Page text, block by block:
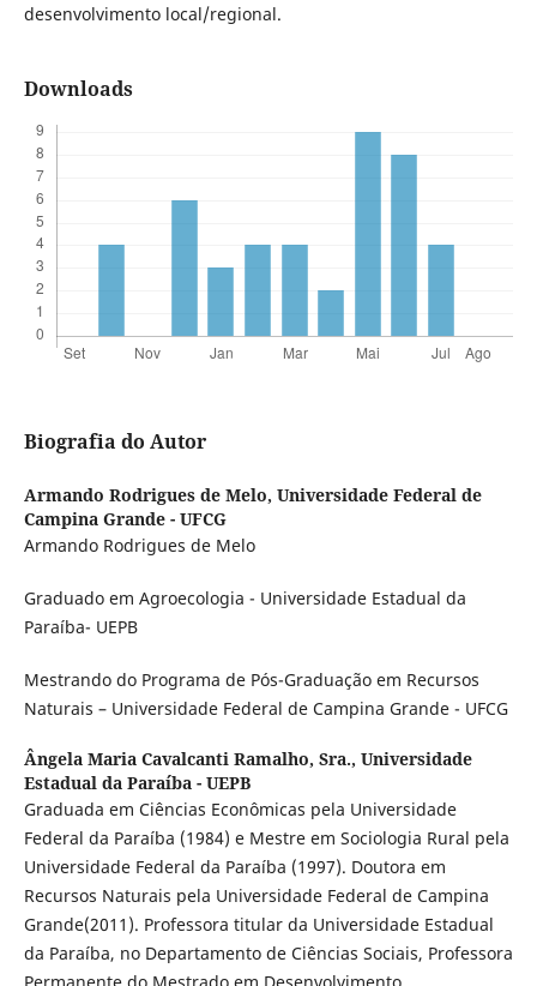
desenvolvimento local/regional.
Downloads
Biografia do Autor
Armando Rodrigues de Melo, Universidade Federal de
Campina Grande - UFCG
Armando Rodrigues de Melo
Graduado em Agroecologia - Universidade Estadual da
Paraíba- UEPB
Mestrando do Programa de Pós-Graduação em Recursos
Naturais – Universidade Federal de Campina Grande - UFCG
Ângela Maria Cavalcanti Ramalho, Sra., Universidade
Estadual da Paraíba - UEPB
Graduada em Ciências Econômicas pela Universidade
Federal da Paraíba (1984) e Mestre em Sociologia Rural pela
Universidade Federal da Paraíba (1997). Doutora em
Recursos Naturais pela Universidade Federal de Campina
Grande(2011). Professora titular da Universidade Estadual
da Paraíba, no Departamento de Ciências Sociais, Professora